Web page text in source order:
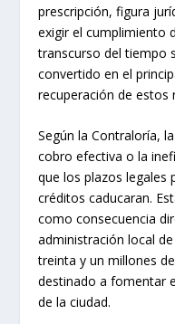
prescripción, figura
exigir el cumplimiento
transcurso del tiempo
convertido en el
recuperación de estos
Según la Contraloría,
cobro efectiva o la
que los plazos legales
créditos caducaran.
como consecuencia
administración local
treinta y un millones
destinado a fomentar
de la ciudad.